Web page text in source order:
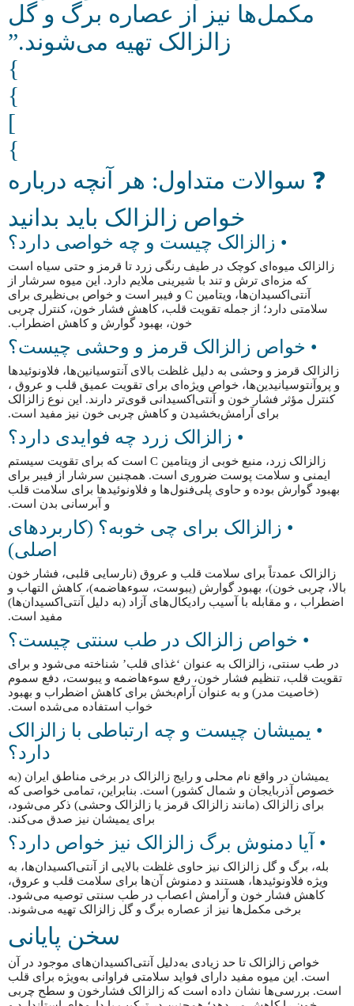
مکمل‌ها نیز از عصاره برگ و گل
زالزالک تهیه می‌شوند.”
}
}
}
❓ سوالات متداول: هر آنچه درباره
خواص زالزالک باید بدانید
• زالزالک چیست و چه خواصی دارد؟
زالزالک میوه‌ای کوچک در طیف رنگی زرد تا قرمز و حتی سیاه است
که مزه‌ای ترش و تند با شیرینی ملایم دارد. این میوه سرشار از
آنتی‌اکسیدان‌ها، ویتامین C و فیبر است و خواص بی‌نظیری برای
سلامتی دارد؛ از جمله تقویت قلب، کاهش فشار خون، کنترل چربی
خون، بهبود گوارش و کاهش اضطراب.
• خواص زالزالک قرمز و وحشی چیست؟
زالزالک قرمز و وحشی به دلیل غلظت بالای آنتوسیانین‌ها، فلاونوئیدها
و پروآنتوسیانیدین‌ها، خواص ویژه‌ای برای تقویت عمیق قلب و عروق ،
کنترل مؤثر فشار خون و آنتی‌اکسیدانی قوی‌تر دارند. این نوع زالزالک
برای آرامش‌بخشیدن و کاهش چربی خون نیز مفید است.
• زالزالک زرد چه فوایدی دارد؟
زالزالک زرد، منبع خوبی از ویتامین C است که برای تقویت سیستم
ایمنی و سلامت پوست ضروری است. همچنین سرشار از فیبر برای
بهبود گوارش بوده و حاوی پلی‌فنول‌ها و فلاونوئیدها برای سلامت قلب
و آبرسانی بدن است.
• زالزالک برای چی خوبه؟ (کاربردهای
اصلی)
زالزالک عمدتاً برای سلامت قلب و عروق (نارسایی قلبی، فشار خون
بالا، چربی خون)، بهبود گوارش (یبوست، سوءهاضمه)، کاهش التهاب و
اضطراب ، و مقابله با آسیب رادیکال‌های آزاد (به دلیل آنتی‌اکسیدان‌ها)
مفید است.
• خواص زالزالک در طب سنتی چیست؟
در طب سنتی، زالزالک به عنوان ‘غذای قلب’ شناخته می‌شود و برای
تقویت قلب، تنظیم فشار خون، رفع سوءهاضمه و یبوست، دفع سموم
(خاصیت مدر) و به عنوان آرام‌بخش برای کاهش اضطراب و بهبود
خواب استفاده می‌شده است.
• یمیشان چیست و چه ارتباطی با زالزالک
دارد؟
یمیشان در واقع نام محلی و رایج زالزالک در برخی مناطق ایران (به
خصوص آذربایجان و شمال کشور) است. بنابراین، تمامی خواصی که
برای زالزالک (مانند زالزالک قرمز یا زالزالک وحشی) ذکر می‌شود،
برای یمیشان نیز صدق می‌کند.
• آیا دمنوش برگ زالزالک نیز خواص دارد؟
بله، برگ و گل زالزالک نیز حاوی غلظت بالایی از آنتی‌اکسیدان‌ها، به
ویژه فلاونوئیدها، هستند و دمنوش آن‌ها برای سلامت قلب و عروق،
کاهش فشار خون و آرامش اعصاب در طب سنتی توصیه می‌شود.
برخی مکمل‌ها نیز از عصاره برگ و گل زالزالک تهیه می‌شوند.
سخن پایانی
خواص زالزالک تا حد زیادی به‌دلیل آنتی‌اکسیدان‌های موجود در آن
است. این میوه مفید دارای فواید سلامتی فراوانی به‌ویژه برای قلب
است. بررسی‌ها نشان داده است که زالزالک فشارخون و سطح چربی